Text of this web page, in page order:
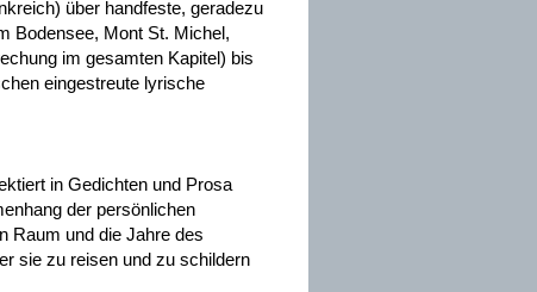
über handfeste, geradezu
Bodensee, Mont St. Michel,
im gesamten Kapitel) bis
eingestreute lyrische
in Gedichten und Prosa
der persönlichen
Raum und die Jahre des
sie zu reisen und zu schildern